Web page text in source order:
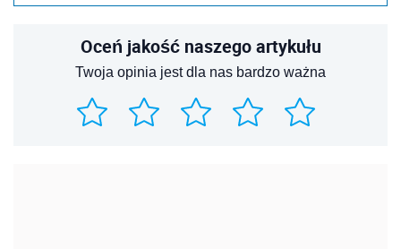
Oceń jakość naszego artykułu
Twoja opinia jest dla nas bardzo ważna